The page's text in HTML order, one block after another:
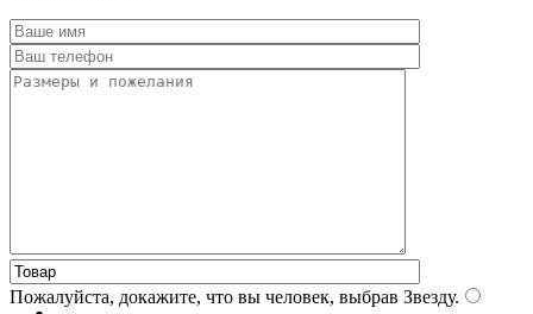
Пожалуйста, докажите, что вы человек, выбрав Звезду.